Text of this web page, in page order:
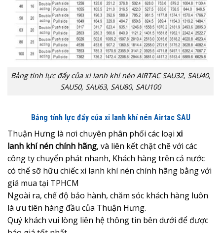
Bảng tính lực đẩy của xi lanh khí nén AIRTAC SAU32, SAU40,
SAU50, SAU63, SAU80, SAU100
Bảng tính lực đẩy của xi lanh khí nén Airtac SAU
Thuận Hưng là nơi chuyên phân phối các loại xi
lanh khí nén chính hãng, và liên kết chặt chẽ với các
công ty chuyển phát nhanh, Khách hàng trên cả nước
có thể sỡ hữu chiếc xi lanh khí nén chính hãng bằng với
giá mua tại TPHCM
Ngoài ra, chế độ bảo hành, chăm sóc khách hàng luôn
là ưu tiên hàng đầu của Thuận Hưng.
Quý khách vui lòng liên hệ thông tin bên dưới để được